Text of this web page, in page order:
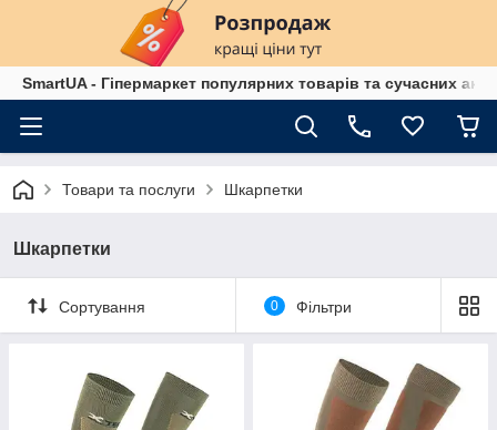
SmartUA - Гіпермаркет популярних товарів та сучасних
Товари та послуги Шкарпетки
Шкарпетки
Сортування 0 Фільтри